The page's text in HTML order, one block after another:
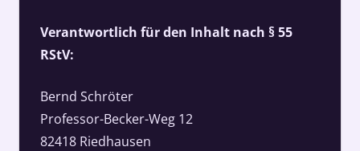
Verantwortlich für den Inhalt nach § 55
RStV:
Bernd Schröter
Professor-Becker-Weg 12
82418 Riedhausen